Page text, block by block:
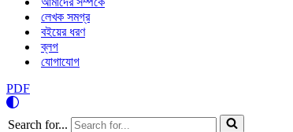
লেখক সমগ্র
বইয়ের ধরণ
ব্লগ
যোগাযোগ
PDF
Search for...